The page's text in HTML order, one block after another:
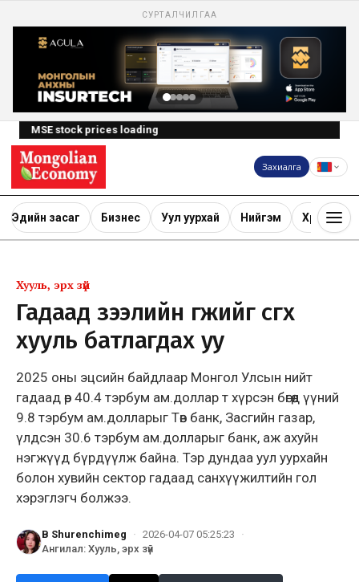
СУРТАЛЧИЛГАА
MSE stock prices loading
Захиалга
Эдийн засаг Бизнес Уул уурхай Нийгэм Хөрөнгө
Хууль, эрх зүй
Гадаад зээлийн өгөөжийг өсгөх
хууль батлагдах уу
2025 оны эцсийн байдлаар Монгол Улсын нийт
гадаад өр 40.4 тэрбум ам.доллар т хүрсэн бөгөөд үүний
9.8 тэрбум ам.долларыг Төв банк, Засгийн газар,
үлдсэн 30.6 тэрбум ам.долларыг банк, аж ахуйн
нэгжүүд бүрдүүлж байна. Тэр дундаа уул уурхайн
болон хувийн сектор гадаад санхүүжилтийн гол
хэрэглэгч болжээ.
B Shurenchimeg · 2026-04-07 05:25:23
·
Ангилал: Хууль, эрх зүй